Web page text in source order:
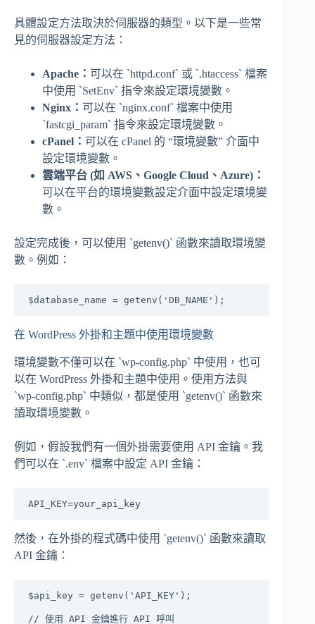
具體設定方法取決於伺服器的類型。以下是一些常
見的伺服器設定方法：
Apache： 可以在 `httpd.conf` 或 `.htaccess` 檔案
中使用 `SetEnv` 指令來設定環境變數。
Nginx： 可以在 `nginx.conf` 檔案中使用
`fastcgi_param` 指令來設定環境變數。
cPanel： 可以在 cPanel 的 “環境變數” 介面中
設定環境變數。
雲端平台 (如 AWS、Google Cloud、Azure)：
可以在平台的環境變數設定介面中設定環境變
數。
設定完成後，可以使用 `getenv()` 函數來讀取環境變
數。例如：
在 WordPress 外掛和主題中使用環境變數
環境變數不僅可以在 `wp-config.php` 中使用，也可
以在 WordPress 外掛和主題中使用。使用方法與
`wp-config.php` 中類似，都是使用 `getenv()` 函數來
讀取環境變數。
例如，假設我們有一個外掛需要使用 API 金鑰。我
們可以在 `.env` 檔案中設定 API 金鑰：
然後，在外掛的程式碼中使用 `getenv()` 函數來讀取
API 金鑰：
$api_key = getenv('API_KEY');